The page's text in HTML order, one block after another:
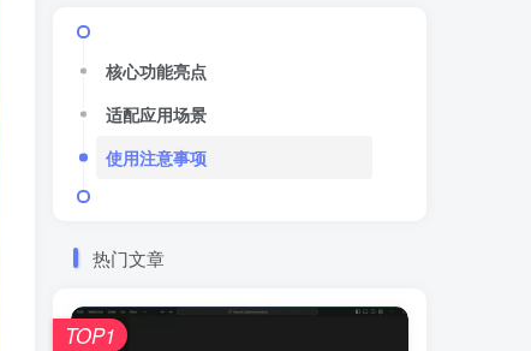
核心功能亮点
适配应用场景
使用注意事项
热门文章
TOP1